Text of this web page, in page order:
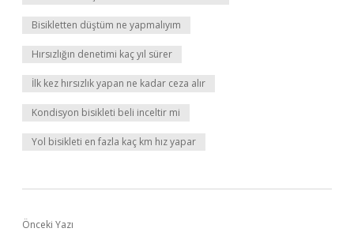
Bisikletten düştüm ne yapmalıyım
Hırsızlığın denetimi kaç yıl sürer
İlk kez hırsızlık yapan ne kadar ceza alır
Kondisyon bisikleti beli inceltir mi
Yol bisikleti en fazla kaç km hız yapar
Önceki Yazı